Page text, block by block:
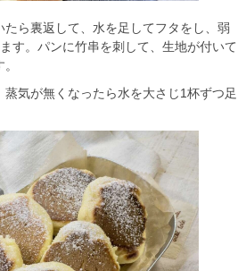
ら裏返して、水を足してフタをし、弱
す。パンに竹串を刺して、生地が付いて
気が無くなったら水を大さじ1杯ずつ足